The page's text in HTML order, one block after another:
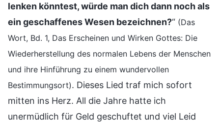
lenken könntest, würde man dich dann noch als
ein geschaffenes Wesen bezeichnen?“ (Das
Wort, Bd. 1, Das Erscheinen und Wirken Gottes: Die
Wiederherstellung des normalen Lebens der Menschen
und ihre Hinführung zu einem wundervollen
Bestimmungsort). Dieses Lied traf mich sofort
mitten ins Herz. All die Jahre hatte ich
unermüdlich für Geld geschuftet und viel Leid